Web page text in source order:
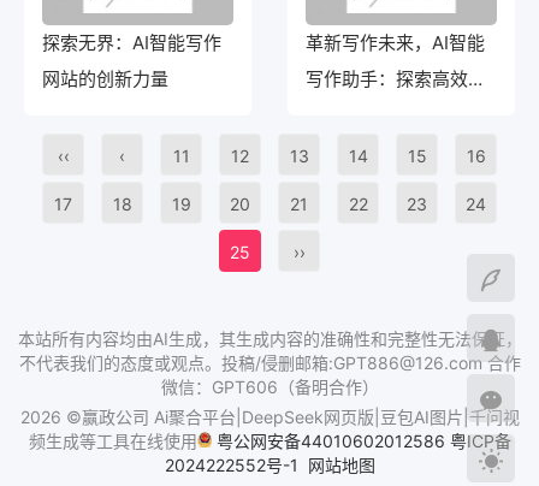
探索无界：AI智能写作
网站的创新力量
革新写作未来，AI智能
写作助手：探索高效创
‹‹ ‹ 11 12 13 14 15 16
17 18 19 20 21 22 23 24
25 ››
本站所有内容均由AI生成，其生成内容的准确性和完整性无法保证，
不代表我们的态度或观点。投稿/侵删邮箱:GPT886@126.com 合作
微信：GPT606（备明合作）
2026 ©赢政公司 Ai聚合平台|DeepSeek网页版|豆包AI图片|千问视
频生成等工具在线使用
粤公网安备44010602012586 粤ICP备
2024222552号-1
网站地图